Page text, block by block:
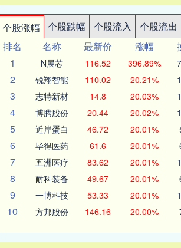
个股涨幅 个股跌幅 个股流入 个股流出
排名
名称 最新价 涨幅
1
N展芯 116.52 396.89%
2 锐翔智能 110.02 20.21%
3 志特新材 14.8 20.03%
4 博腾股份 20.44 20.02%
5 近岸蛋白 46.72 20.01%
6 毕得医药 61.6 20.01%
7 五洲医疗 83.62 20.01%
8 耐科装备 49.67 20.01%
9 一博科技 53.33 20.01%
10 方邦股份 146.16 20.00%